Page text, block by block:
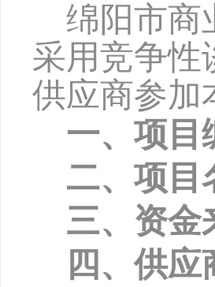
绵阳市商
采用竞争性
供应商参加
一、项目
二、项目
三、资金
四、供